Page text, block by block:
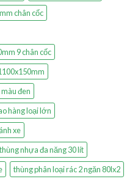
chân cốc
9 chân cốc
đen
hàng loại lớn
xe
thùng nhựa đa năng 30 lít
thùng phân loại rác 2 ngăn 80lx2